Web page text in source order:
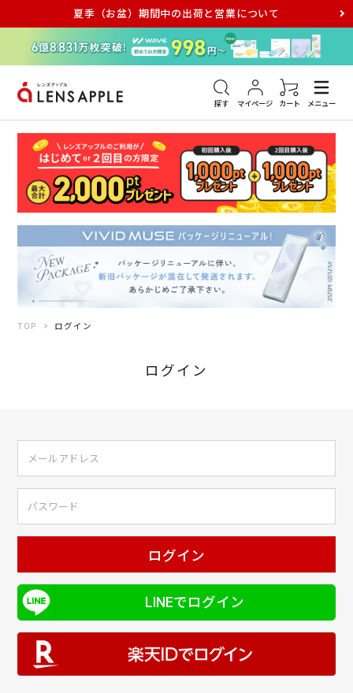
夏季（お盆）期間中の出荷と営業について
探す マイページ カート メニュー
アキュビュー メダリスト メガネ
TOP ログイン
ログイン
ログイン
LINEでログイン